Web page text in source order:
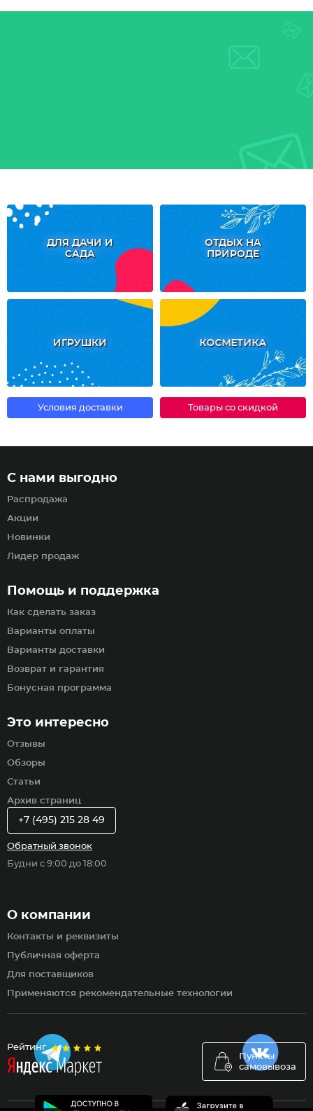
ДЛЯ ДАЧИ И
САДА
ОТДЫХ НА
ПРИРОДЕ
ИГРУШКИ КОСМЕТИКА
Условия доставки Товары со скидкой
Рейтинг
Пункты
самовывоза
Помощь и поддержка
Как сделать заказ
Варианты оплаты
Варианты доставки
Возврат и гарантия
Бонусная программа
С нами выгодно
Распродажа
Акции
Новинки
Лидер продаж
Это интересно
Отзывы
Обзоры
Статьи
Архив страниц
О компании
Контакты и реквизиты
Публичная оферта
Для поставщиков
Применяются рекомендательные технологии
+7 (495) 215 28 49
Обратный звонок
Будни с 9:00 до 18:00